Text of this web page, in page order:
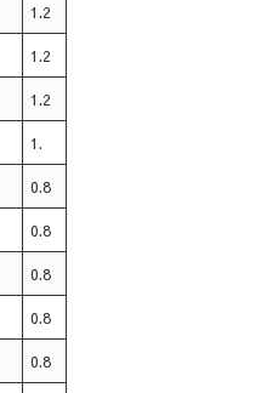
1.2
1.2
1.2
1.
0.8
0.8
0.8
0.8
0.8